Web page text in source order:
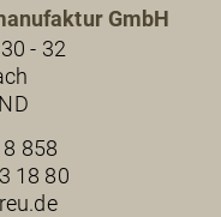
GmbH
- 32
858
18 80